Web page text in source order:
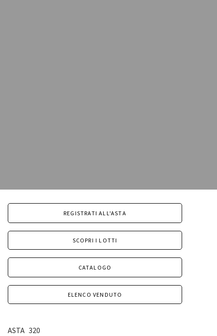
REGISTRATI ALL'ASTA
SCOPRI I LOTTI
CATALOGO
ELENCO VENDUTO
ASTA 320